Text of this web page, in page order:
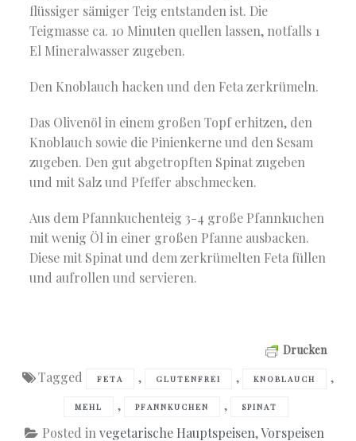
flüssiger sämiger Teig entstanden ist. Die
Teigmasse ca. 10 Minuten quellen lassen, notfalls 1
El Mineralwasser zugeben.
Den Knoblauch hacken und den Feta zerkrümeln.
Das Olivenöl in einem großen Topf erhitzen, den
Knoblauch sowie die Pinienkerne und den Sesam
zugeben. Den gut abgetropften Spinat zugeben
und mit Salz und Pfeffer abschmecken.
Aus dem Pfannkuchenteig 3-4 große Pfannkuchen
mit wenig Öl in einer großen Pfanne ausbacken.
Diese mit Spinat und dem zerkrümelten Feta füllen
und aufrollen und servieren.
Drucken
Tagged FETA , GLUTENFREI , KNOBLAUCH ,
MEHL , PFANNKUCHEN , SPINAT
Posted in vegetarische Hauptspeisen,Vorspeisen